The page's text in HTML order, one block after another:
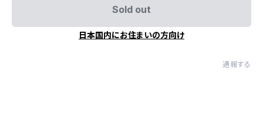
Sold out
日本国内にお住まいの方向け
通報する